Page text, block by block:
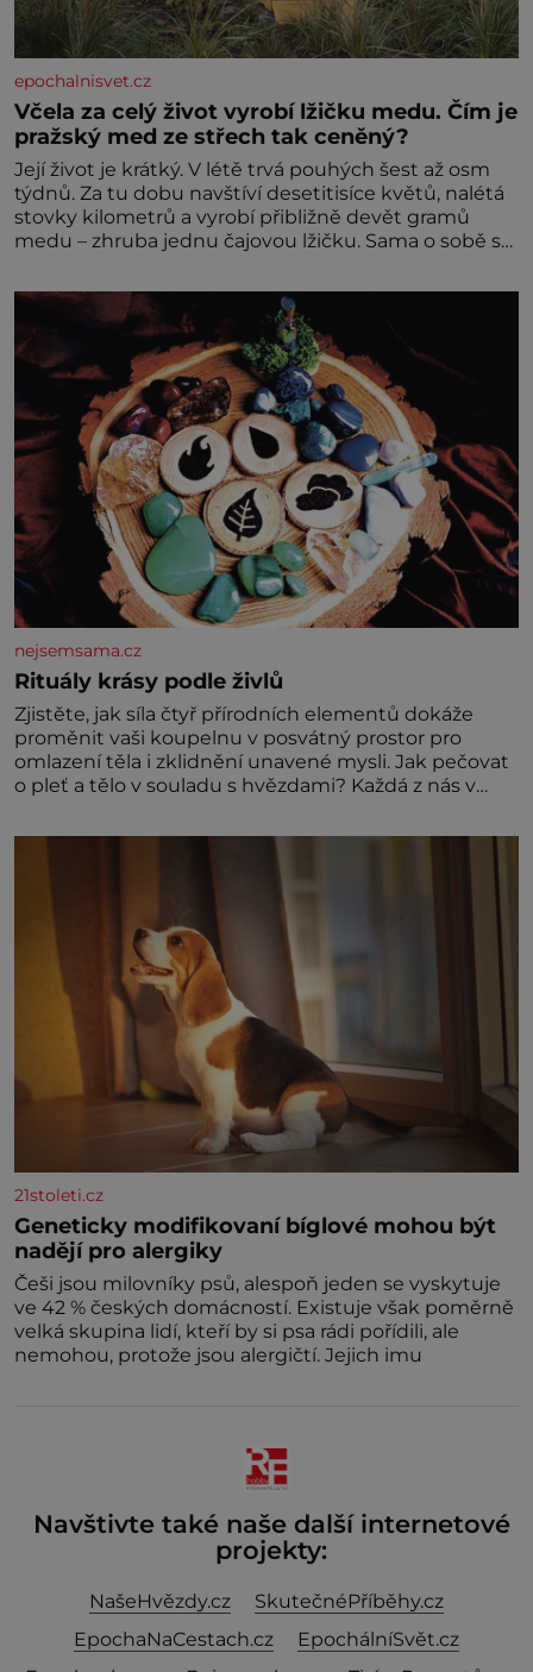
epochalnisvet.cz
Včela za celý život vyrobí lžičku medu. Čím je
pražský med ze střech tak ceněný?
Její život je krátký. V létě trvá pouhých šest až osm
týdnů. Za tu dobu navštíví desetitisíce květů, nalétá
stovky kilometrů a vyrobí přibližně devět gramů
medu – zhruba jednu čajovou lžičku. Sama o sobě se
dalšími desítkami tisíc příslušnic svého včelstva,
vznikne jeden z nejdokonalejších organismů
nejsemsama.cz
Rituály krásy podle živlů
Zjistěte, jak síla čtyř přírodních elementů dokáže
proměnit vaši koupelnu v posvátný prostor pro
omlazení těla i zklidnění unavené mysli. Jak pečovat
o pleť a tělo v souladu s hvězdami? Každá z nás v
naší povaze, ale i v potřebách naší pokožky. Ohnivá
znamení Ženy narozené ve znamení Berana, Lva a
Střelce v sobě nesou žár, odvahu a neutuchající elán.
21stoleti.cz
Geneticky modifikovaní bíglové mohou být
nadějí pro alergiky
Češi jsou milovníky psů, alespoň jeden se vyskytuje
ve 42 % českých domácností. Existuje však poměrně
velká skupina lidí, kteří by si psa rádi pořídili, ale
nemohou, protože jsou alergičtí. Jejich imu
Navštivte také naše další internetové
projekty:
NašeHvězdy.cz
SkutečnéPříběhy.cz
EpochaNaCestach.cz
EpochálníSvět.cz